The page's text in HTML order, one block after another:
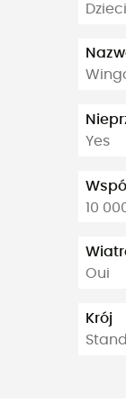
Dzieci
Yes
10
Oui
Krój